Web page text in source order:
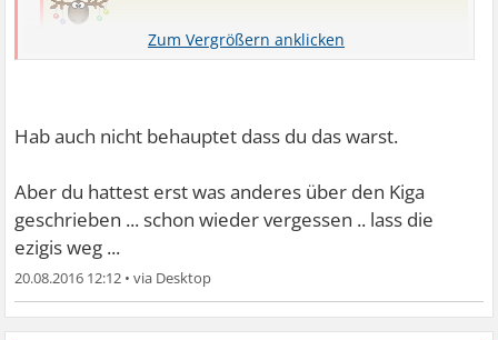
UEBERGRIFFEN VOM HORT ANDERER KINDER
UND NIX VATER ! LESEN DANN SCHREIBEN !
Hab auch nicht behauptet dass du das warst.
Aber du hattest erst was anderes über den Kiga
geschrieben ... schon wieder vergessen .. lass die
ezigis weg ...
20.08.2016 12:12 •